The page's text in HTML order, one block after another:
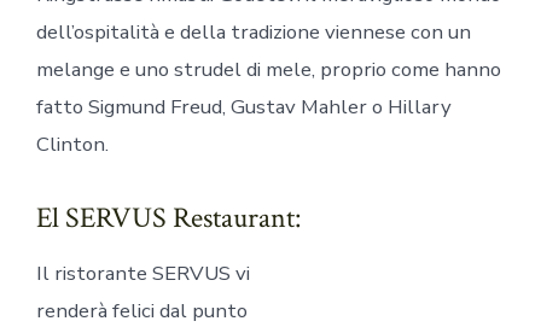
dell’ospitalità e della tradizione viennese con un
melange e uno strudel di mele, proprio come hanno
fatto Sigmund Freud, Gustav Mahler o Hillary
Clinton.
El SERVUS Restaurant:
Il ristorante SERVUS vi
renderà felici dal punto